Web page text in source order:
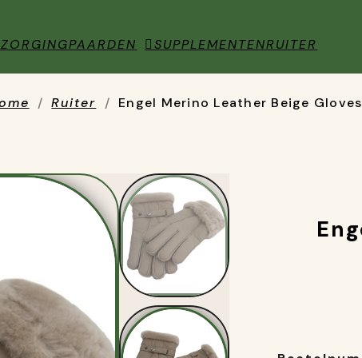
PAARDEN SUPPLEMENTENRUITER
Ruiter Engel Merino Leather Beige Gloves